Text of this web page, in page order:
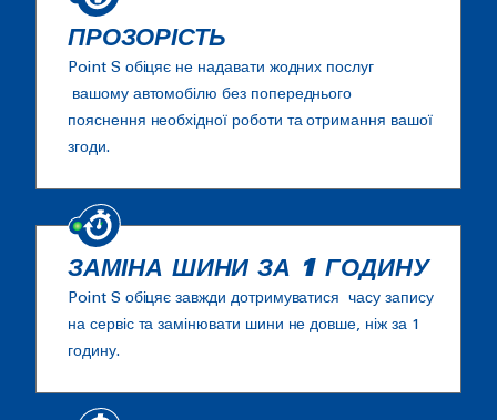
ПРОЗОРІСТЬ
Point S обіцяє не надавати жодних послуг
вашому автомобілю без попереднього
пояснення необхідної роботи та отримання вашої
згоди.
ЗАМІНА ШИНИ ЗА 1 ГОДИНУ
Point S обіцяє завжди дотримуватися часу запису
на сервіс та замінювати шини не довше, ніж за 1
годину.